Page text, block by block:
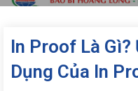
In Proof Là
Dụng Của In